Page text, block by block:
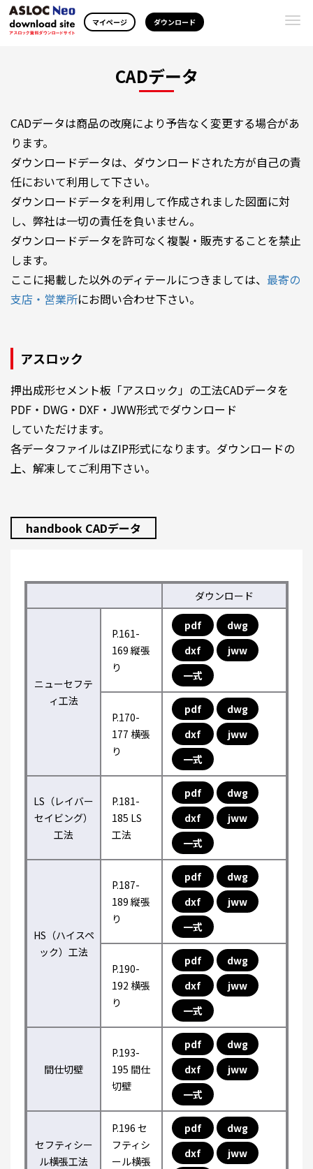
マイページ ダウンロード
CADデータ
CADデータは商品の改廃により予告なく変更する場合があ
ります。
ダウンロードデータは、ダウンロードされた方が自己の責
任において利用して下さい。
ダウンロードデータを利用して作成されました図面に対
し、弊社は一切の責任を負いません。
ダウンロードデータを許可なく複製・販売することを禁止
します。
ここに掲載した以外のディテールにつきましては、 最寄の
支店・営業所にお問い合わせ下さい。
アスロック
押出成形セメント板「アスロック」の工法CADデータを
PDF・DWG・DXF・JWW形式でダウンロード
していただけます。
各データファイルはZIP形式になります。ダウンロードの
上、解凍してご利用下さい。
handbook CADデータ
ダウンロード
ニューセフテ
ィ工法
P.161-
169 縦張
り
pdf
dwg
dxf
jww
一式
P.170-
177 横張
り
pdf
dwg
dxf
jww
一式
LS（レイバー
セイビング）
工法
P.181-
185 LS
工法
pdf
dwg
dxf
jww
一式
HS（ハイスペ
ック）工法
P.187-
189 縦張
り
pdf
dwg
dxf
jww
一式
P.190-
192 横張
り
pdf
dwg
dxf
jww
一式
間仕切壁
P.193-
195 間仕
切壁
pdf
dwg
dxf
jww
一式
セフティシー
ル横張工法
P.196 セ
フティシ
ール横張
pdf
dwg
dxf
jww